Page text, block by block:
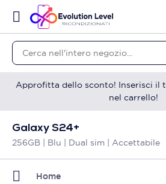
Approfitta dello sconto! Inserisci il
nel carrello!
Galaxy S24+
256GB | Blu | Dual sim | Accettabile
Home